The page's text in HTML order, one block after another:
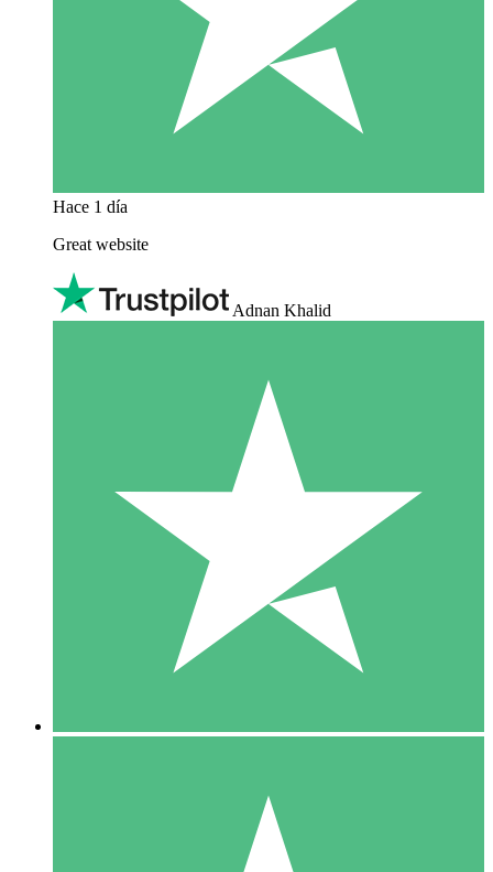
Hace 1 día
Great website
Adnan Khalid